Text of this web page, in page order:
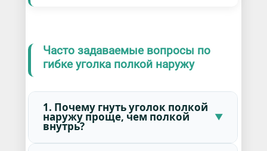
Часто задаваемые вопросы по
гибке уголка полкой наружу
1. Почему гнуть уголок полкой
наружу проще, чем полкой
внутрь?